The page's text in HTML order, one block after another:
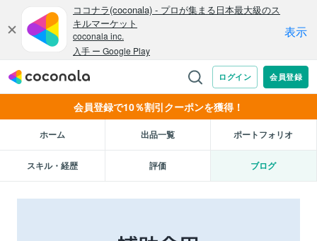
会員登録で10％割引クーポンを獲得！
ホーム 出品一覧 ポートフォリオ
スキル・経歴 評価 ブログ